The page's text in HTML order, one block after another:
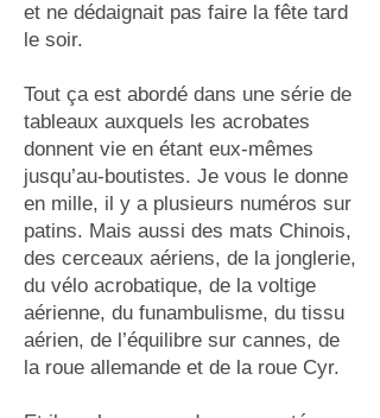
et ne dédaignait pas faire la fête tard
le soir.
Tout ça est abordé dans une série de
tableaux auxquels les acrobates
donnent vie en étant eux-mêmes
jusqu’au-boutistes. Je vous le donne
en mille, il y a plusieurs numéros sur
patins. Mais aussi des mats Chinois,
des cerceaux aériens, de la jonglerie,
du vélo acrobatique, de la voltige
aérienne, du funambulisme, du tissu
aérien, de l’équilibre sur cannes, de
la roue allemande et de la roue Cyr.